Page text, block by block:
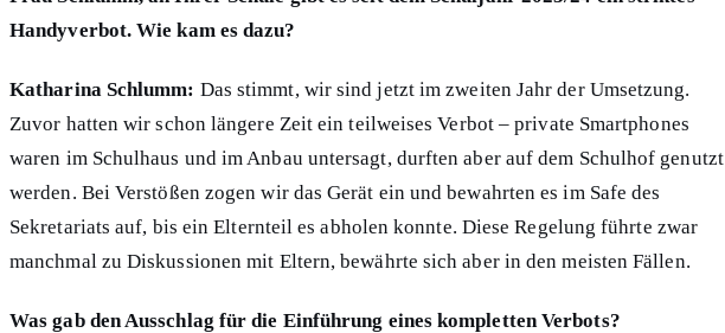
Handyverbot. Wie kam es dazu?
Katharina Schlumm: Das stimmt, wir sind jetzt im zweiten Jahr der Umsetzung.
Zuvor hatten wir schon längere Zeit ein teilweises Verbot – private Smartphones
waren im Schulhaus und im Anbau untersagt, durften aber auf dem Schulhof genutzt
werden. Bei Verstößen zogen wir das Gerät ein und bewahrten es im Safe des
Sekretariats auf, bis ein Elternteil es abholen konnte. Diese Regelung führte zwar
manchmal zu Diskussionen mit Eltern, bewährte sich aber in den meisten Fällen.
Was gab den Ausschlag für die Einführung eines kompletten Verbots?